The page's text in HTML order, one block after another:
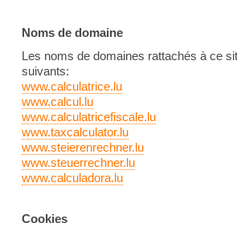
Noms de domaine
Les noms de domaines rattachés à ce
suivants:
www.calculatrice.lu
www.calcul.lu
www.calculatricefiscale.lu
www.taxcalculator.lu
www.steierenrechner.lu
www.steuerrechner.lu
www.calculadora.lu
Cookies